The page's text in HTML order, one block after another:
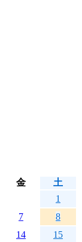
金
土
1
7
8
14
15